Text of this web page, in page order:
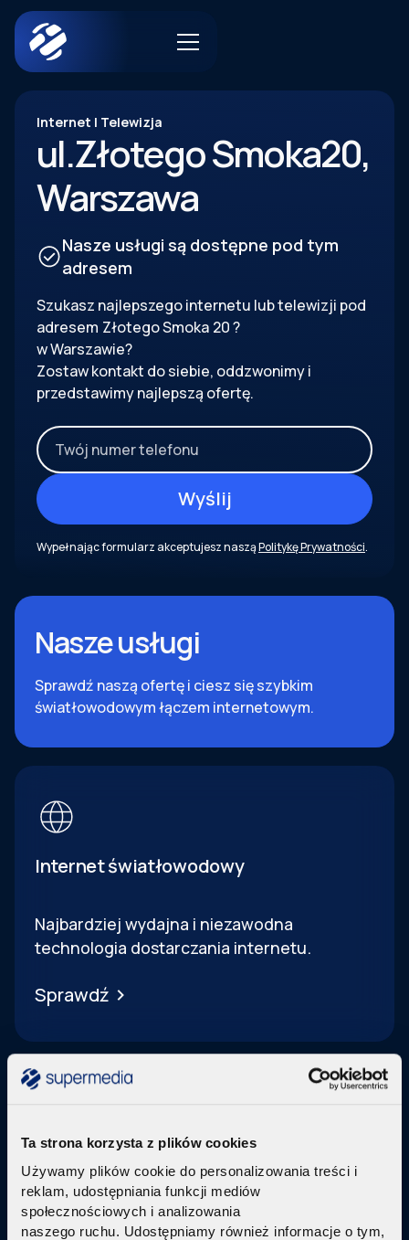
Ta strona korzysta z plików cookies
Używamy plików cookie do personalizowania treści i
reklam, udostępniania funkcji mediów
społecznościowych i analizowania
naszego ruchu. Udostępniamy również informacje o tym,
Internet | Telewizja
ul.Złotego Smoka20,
Warszawa
Nasze usługi są dostępne pod tym
adresem
Szukasz najlepszego internetu lub telewizji pod
adresem Złotego Smoka 20?
w Warszawie?
Zostaw kontakt do siebie, oddzwonimy i
przedstawimy najlepszą ofertę.
Wypełnając formularz akceptujesz nasząPolitykę Prywatności.
Nasze usługi
Sprawdź naszą ofertę i ciesz się szybkim
światłowodowym łączem internetowym.
Internet światłowodowy
Najbardziej wydajna i niezawodna
technologia dostarczania internetu.
Sprawdź
Telewizja Replay
Pakiety internetu z nowoczesną telewizją
technologi IPTV Replay TV.